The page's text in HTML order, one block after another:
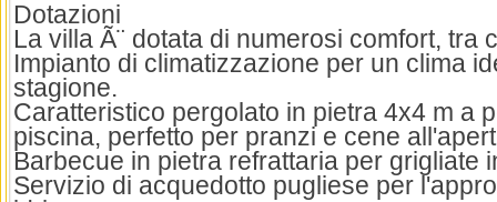
Dotazioni
La villa Ã¨ dotata di numerosi comfort, tra
Impianto di climatizzazione per un clima
stagione.
Caratteristico pergolato in pietra 4x4 m a
piscina, perfetto per pranzi e cene
Barbecue in pietra refrattaria per grigliate
Servizio di acquedotto pugliese per